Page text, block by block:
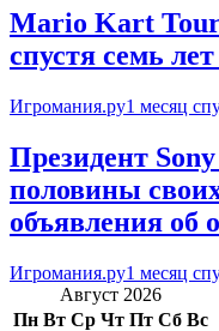
Mario Kart Tour
спустя семь
Игромания.ру1 месяц
Президент
половины
объявления об
Игромания.ру1 месяц
Август 2026
Пн Вт Ср Чт Пт Сб Вс